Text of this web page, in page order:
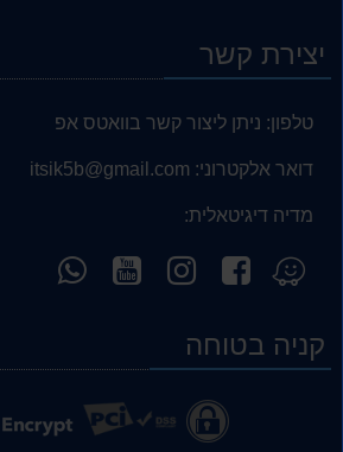
יצירת קשר
טלפון: ניתן ליצור קשר בוואטס אפ
דואר אלקטרוני: itsik5b@gmail.com
מדיה דיגיטאלית:
מצא
אותנו
Waze
עקוב
אחרינו
facebook
עקוב
אחרינו
עקוב
אחרינו
קניה בטוחה